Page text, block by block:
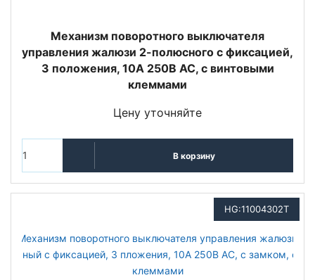
Механизм поворотного выключателя
управления жалюзи 2-полюсного с фиксацией,
3 положения, 10А 250В АС, с винтовыми
клеммами
Цену уточняйте
В корзину
HG:11004302T